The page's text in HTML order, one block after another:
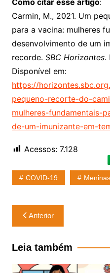
Carmin, M., 2021. Um
para a vacina: mulheres
desenvolvimento de um
recorde. SBC Horizontes.
Disponível em:
https://
pequeno-recorte-do-
mulheres-fundamentais-
de-um-imunizante-em-
Acessos: 7.128
COVID-19
Navegação
de
Post
Anterior
Leia também